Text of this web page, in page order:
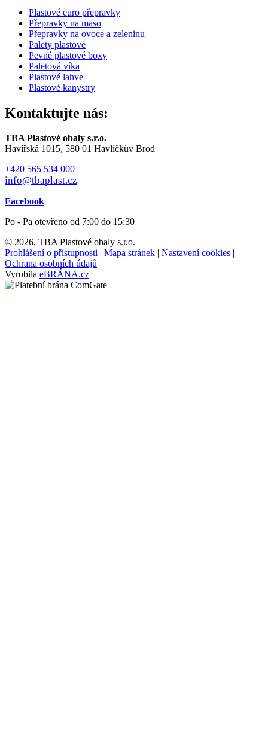
Plastové euro přepravky
Přepravky na maso
Přepravky na ovoce a zeleninu
Palety plastové
Pevné plastové boxy
Paletová víka
Plastové lahve
Plastové kanystry
Kontaktujte nás:
TBA Plastové obaly s.r.o.
Havířská 1015, 580 01 Havlíčkův Brod
+420 565 534 000
info@tbaplast.cz
Facebook
Po - Pa otevřeno od 7:00 do 15:30
© 2026, TBA Plastové obaly s.r.o.
Prohlášení o přístupnosti | Mapa stránek | Nastavení cookies |
Ochrana osobních údajů
Vyrobila eBRÁNA.cz